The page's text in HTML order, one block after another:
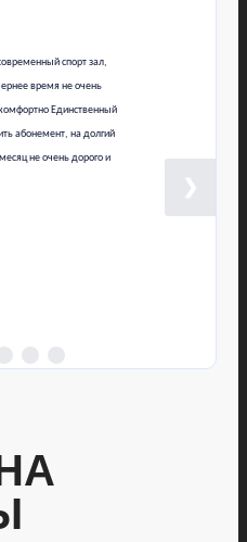
спорт зал,
время не очень
Единственный
абонемент, на долгий
не очень дорого и
❯